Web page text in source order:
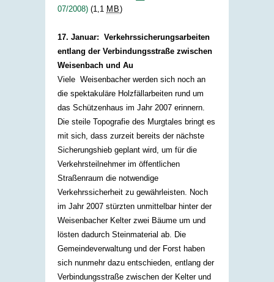
07/2008) (1,1 MB)
17. Januar: Verkehrssicherungsarbeiten
entlang der Verbindungsstraße zwischen
Weisenbach und Au
Viele Weisenbacher werden sich noch an
die spektakuläre Holzfällarbeiten rund um
das Schützenhaus im Jahr 2007 erinnern.
Die steile Topografie des Murgtales bringt es
mit sich, dass zurzeit bereits der nächste
Sicherungshieb geplant wird, um für die
Verkehrsteilnehmer im öffentlichen
Straßenraum die notwendige
Verkehrssicherheit zu gewährleisten. Noch
im Jahr 2007 stürzten unmittelbar hinter der
Weisenbacher Kelter zwei Bäume um und
lösten dadurch Steinmaterial ab. Die
Gemeindeverwaltung und der Forst haben
sich nunmehr dazu entschieden, entlang der
Verbindungsstraße zwischen der Kelter und